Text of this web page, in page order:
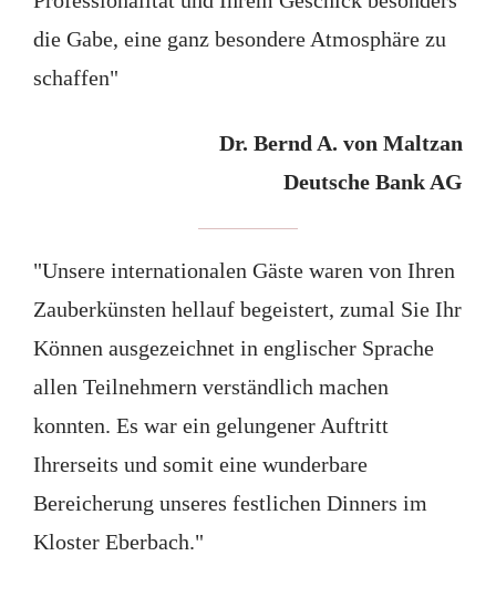
die Gabe, eine ganz besondere Atmosphäre zu
schaffen"
Dr. Bernd A. von Maltzan
Deutsche Bank AG
"Unsere internationalen Gäste waren von Ihren
Zauberkünsten hellauf begeistert, zumal Sie Ihr
Können ausgezeichnet in englischer Sprache
allen Teilnehmern verständlich machen
konnten. Es war ein gelungener Auftritt
Ihrerseits und somit eine wunderbare
Bereicherung unseres festlichen Dinners im
Kloster Eberbach."